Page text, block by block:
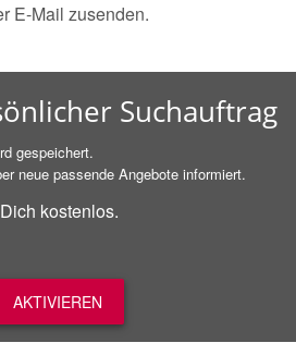
E-Mail zusenden.
Suchauftrag
gespeichert.
neue passende Angebote informiert.
kostenlos.
AKTIVIEREN